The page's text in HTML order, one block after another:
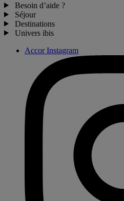
Besoin d’aide ?
Séjour
Destinations
Univers ibis
Accor Instagram